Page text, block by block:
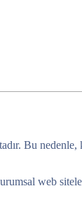
Bu
web